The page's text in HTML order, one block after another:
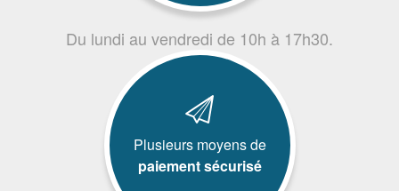
Du lundi au vendredi de 10h à 17h30.
Plusieurs moyens de
paiement sécurisé